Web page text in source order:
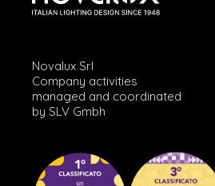
Novalux Srl
Company activities
managed and coordinated
by SLV Gmbh